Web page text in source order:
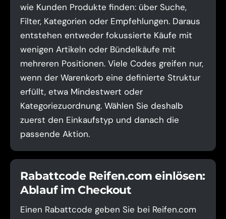
wie Kunden Produkte finden: über Suche,
Filter, Kategorien oder Empfehlungen. Daraus
entstehen entweder fokussierte Käufe mit
wenigen Artikeln oder Bündelkäufe mit
mehreren Positionen. Viele Codes greifen nur,
wenn der Warenkorb eine definierte Struktur
erfüllt, etwa Mindestwert oder
Kategoriezuordnung. Wählen Sie deshalb
zuerst den Einkaufstyp und danach die
passende Aktion.
Rabattcode Reifen.com einlösen:
Ablauf im Checkout
Einen Rabattcode geben Sie bei Reifen.com